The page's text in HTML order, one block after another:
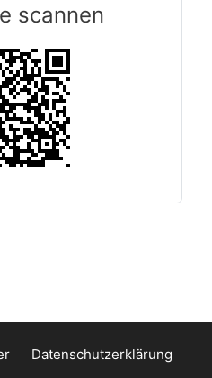
scannen
Datenschutzerklärung